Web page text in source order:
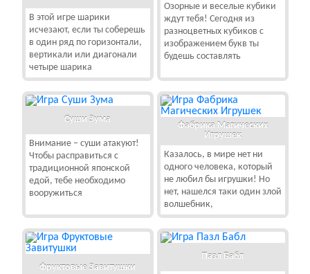
В этой игре шарики
исчезают, если ты соберешь
в один ряд по горизонтали,
вертикали или диагонали
четыре шарика
Озорные и веселые кубики
ждут тебя! Сегодня из
разноцветных кубиков с
изображением букв ты
будешь составлять
Суши Зума
Внимание – суши атакуют!
Чтобы расправиться с
традиционной японской
едой, тебе необходимо
вооружиться
Фабрика Магических
Игрушек
Казалось, в мире нет ни
одного человека, который
не любил бы игрушки! Но
нет, нашелся таки один злой
волшебник,
Фруктовые Завитушки
Пазл Бабл